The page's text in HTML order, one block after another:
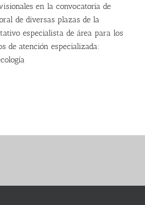
en la convocatoria de
de diversas plazas de la
especialista de área para los
de atención especializada: